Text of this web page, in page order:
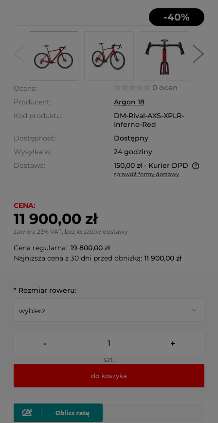
-40%
Ocena: 0 ocen
Producent:
Argon 18
Kod produktu:
DM-Rival-AXS-XPLR-
Inferno-Red
Dostępność:
Dostępny
Wysyłka w:
24 godziny
Dostawa:
150,00 zł - Kurier DPD
Cena nie zawiera ewentualnych kosztów płatności
sprawdź formy dostawy
CENA:
11 900,00 zł
zawiera 23% VAT, bez kosztów dostawy
Cena regularna: 19 800,00 zł
Najniższa cena z 30 dni przed obniżką: 11 900,00 zł
* Rozmiar roweru:
- +
szt.
do koszyka